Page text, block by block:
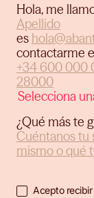
Hola, me
es
contactarme
¿Qué más te
Acepto recibir